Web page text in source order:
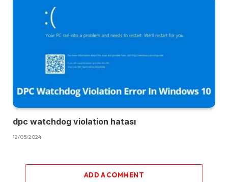
dpc watchdog violation hatası
12/05/2024
ADD A COMMENT